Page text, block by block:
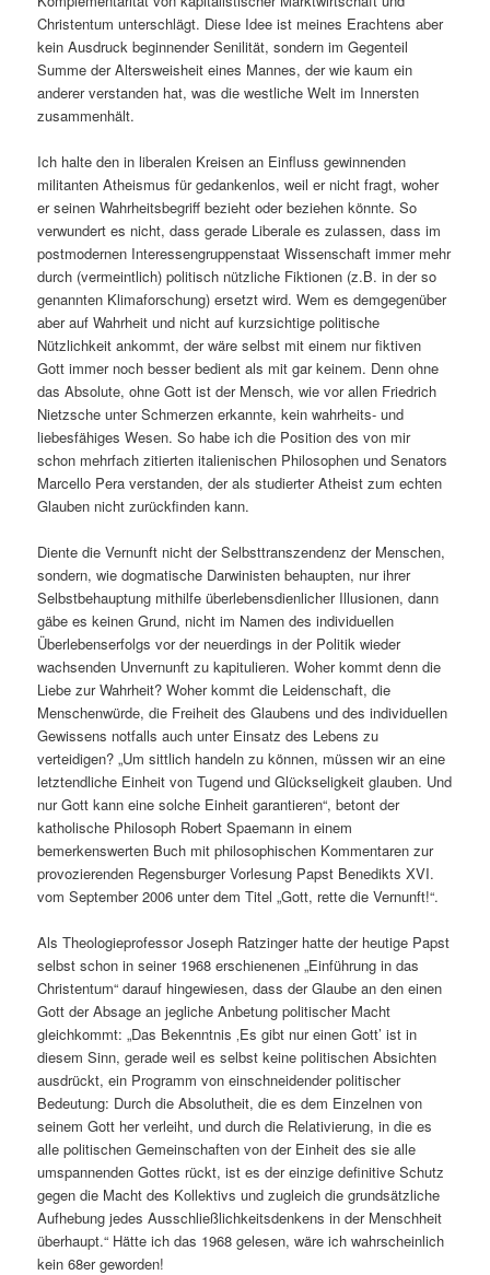
Christentum unterschlägt. Diese Idee ist meines Erachtens aber
kein Ausdruck beginnender Senilität, sondern im Gegenteil
Summe der Altersweisheit eines Mannes, der wie kaum ein
anderer verstanden hat, was die westliche Welt im Innersten
zusammenhält.
Ich halte den in liberalen Kreisen an Einfluss gewinnenden
militanten Atheismus für gedankenlos, weil er nicht fragt, woher
er seinen Wahrheitsbegriff bezieht oder beziehen könnte. So
verwundert es nicht, dass gerade Liberale es zulassen, dass im
postmodernen Interessengruppenstaat Wissenschaft immer mehr
durch (vermeintlich) politisch nützliche Fiktionen (z.B. in der so
genannten Klimaforschung) ersetzt wird. Wem es demgegenüber
aber auf Wahrheit und nicht auf kurzsichtige politische
Nützlichkeit ankommt, der wäre selbst mit einem nur fiktiven
Gott immer noch besser bedient als mit gar keinem. Denn ohne
das Absolute, ohne Gott ist der Mensch, wie vor allen Friedrich
Nietzsche unter Schmerzen erkannte, kein wahrheits- und
liebesfähiges Wesen. So habe ich die Position des von mir
schon mehrfach zitierten italienischen Philosophen und Senators
Marcello Pera verstanden, der als studierter Atheist zum echten
Glauben nicht zurückfinden kann.
Diente die Vernunft nicht der Selbsttranszendenz der Menschen,
sondern, wie dogmatische Darwinisten behaupten, nur ihrer
Selbstbehauptung mithilfe überlebensdienlicher Illusionen, dann
gäbe es keinen Grund, nicht im Namen des individuellen
Überlebenserfolgs vor der neuerdings in der Politik wieder
wachsenden Unvernunft zu kapitulieren. Woher kommt denn die
Liebe zur Wahrheit? Woher kommt die Leidenschaft, die
Menschenwürde, die Freiheit des Glaubens und des individuellen
Gewissens notfalls auch unter Einsatz des Lebens zu
verteidigen? „Um sittlich handeln zu können, müssen wir an eine
letztendliche Einheit von Tugend und Glückseligkeit glauben. Und
nur Gott kann eine solche Einheit garantieren“, betont der
katholische Philosoph Robert Spaemann in einem
bemerkenswerten Buch mit philosophischen Kommentaren zur
provozierenden Regensburger Vorlesung Papst Benedikts XVI.
vom September 2006 unter dem Titel „Gott, rette die Vernunft!“.
Als Theologieprofessor Joseph Ratzinger hatte der heutige Papst
selbst schon in seiner 1968 erschienenen „Einführung in das
Christentum“ darauf hingewiesen, dass der Glaube an den einen
Gott der Absage an jegliche Anbetung politischer Macht
gleichkommt: „Das Bekenntnis ‚Es gibt nur einen Gott’ ist in
diesem Sinn, gerade weil es selbst keine politischen Absichten
ausdrückt, ein Programm von einschneidender politischer
Bedeutung: Durch die Absolutheit, die es dem Einzelnen von
seinem Gott her verleiht, und durch die Relativierung, in die es
alle politischen Gemeinschaften von der Einheit des sie alle
umspannenden Gottes rückt, ist es der einzige definitive Schutz
gegen die Macht des Kollektivs und zugleich die grundsätzliche
Aufhebung jedes Ausschließlichkeitsdenkens in der Menschheit
überhaupt.“ Hätte ich das 1968 gelesen, wäre ich wahrscheinlich
kein 68er geworden!